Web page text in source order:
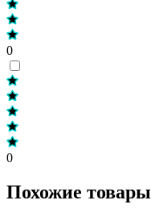
0
0
Похожие товары